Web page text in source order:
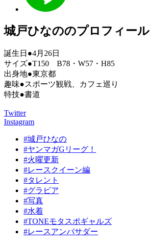
城戸ひなののプロフィール
誕生日●4月26日
サイズ●T150 B78・W57・H85
出身地●東京都
趣味●スポーツ観戦、カフェ巡り
特技●書道
Twitter
Instagram
#城戸ひなの
#ヤンマガGリーグ！
#火曜更新
#レースクイーン編
#タレント
#グラビア
#写真
#水着
#TONEモタスポギャルズ
#レースアンバサダー